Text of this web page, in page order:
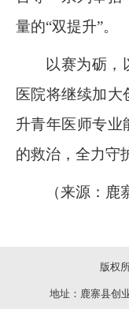
量的“双提升”。
以赛为砺，
医院将继续加大
升青年医师专业
的救治，全力守
（来源：鹿
版权
地址：鹿寨县创